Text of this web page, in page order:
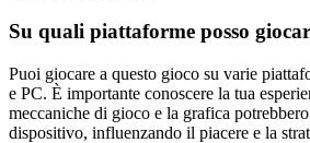
Su quali piattaforme posso
Puoi giocare a questo gioco su varie
e PC. È importante conoscere la tua
meccaniche di gioco e la grafica
dispositivo, influenzando il piacere e la